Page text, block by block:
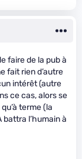
faire de la pub à
fait rien d’autre
intérêt (autre
ce cas, alors se
terme (la
battra l’humain à